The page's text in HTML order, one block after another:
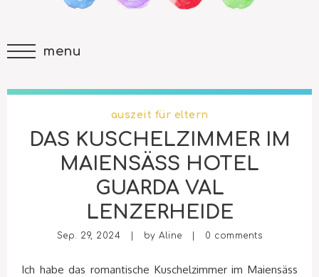
menu
auszeit für eltern
DAS KUSCHELZIMMER IM
MAIENSÄSS HOTEL
GUARDA VAL
LENZERHEIDE
Sep. 29, 2024 | byAline 0 comments
Ich habe das romantische Kuschelzimmer im Maiensäss